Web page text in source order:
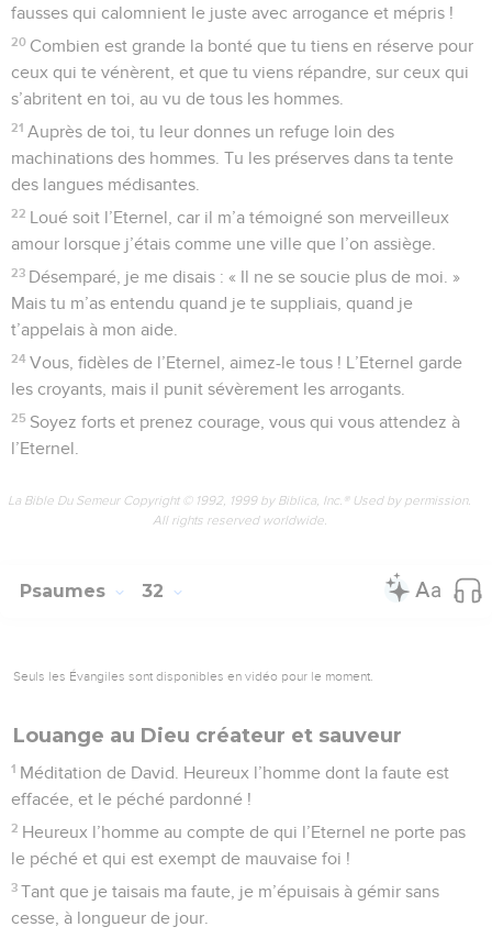
fausses qui calomnient le juste avec arrogance et mépris !
20 Combien est grande la bonté que tu tiens en réserve pour
ceux qui te vénèrent, et que tu viens répandre, sur ceux qui
s’abritent en toi, au vu de tous les hommes.
21 Auprès de toi, tu leur donnes un refuge loin des
machinations des hommes. Tu les préserves dans ta tente
des langues médisantes.
22 Loué soit l’Eternel, car il m’a témoigné son merveilleux
amour lorsque j’étais comme une ville que l’on assiège.
23 Désemparé, je me disais : « Il ne se soucie plus de moi. »
Mais tu m’as entendu quand je te suppliais, quand je
t’appelais à mon aide.
24 Vous, fidèles de l’Eternel, aimez-le tous ! L’Eternel garde
les croyants, mais il punit sévèrement les arrogants.
25 Soyez forts et prenez courage, vous qui vous attendez à
l’Eternel.
La Bible Du Semeur Copyright © 1992, 1999 by Biblica, Inc.® Used by permission.
All rights reserved worldwide.
Psaumes 32
Seuls les Évangiles sont disponibles en vidéo pour le moment.
Louange au Dieu créateur et sauveur
1 Méditation de David. Heureux l’homme dont la faute est
effacée, et le péché pardonné !
2 Heureux l’homme au compte de qui l’Eternel ne porte pas
le péché et qui est exempt de mauvaise foi !
3 Tant que je taisais ma faute, je m’épuisais à gémir sans
cesse, à longueur de jour.